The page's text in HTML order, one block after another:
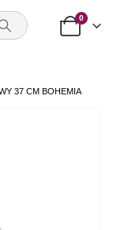
0
37 CM BOHEMIA